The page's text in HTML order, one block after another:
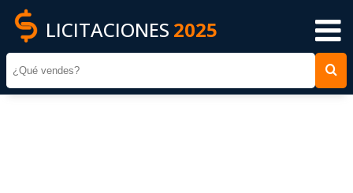
LICITACIONES 2025